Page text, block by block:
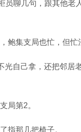
聊几句，跟其他老
集支局也忙，但忙
自己拿，还把邻居
局第2。
那几把椅子。